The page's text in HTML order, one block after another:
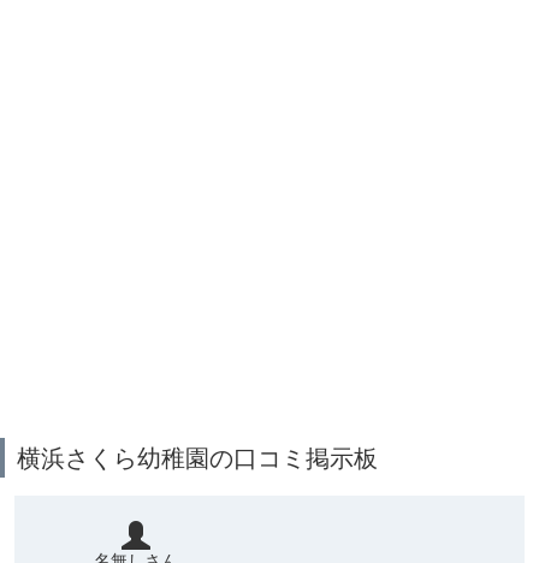
横浜さくら幼稚園の口コミ掲示板